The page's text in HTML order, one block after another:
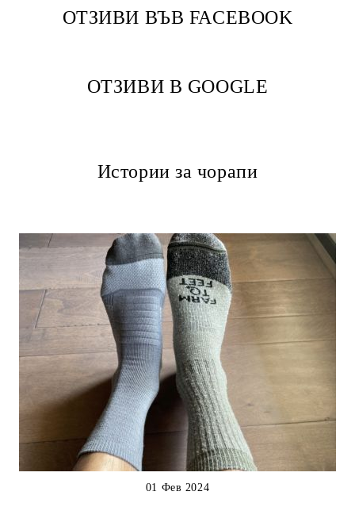
ОТЗИВИ ВЪВ FACEBOOK
ОТЗИВИ В GOOGLE
Истории за чорапи
01 Фев 2024